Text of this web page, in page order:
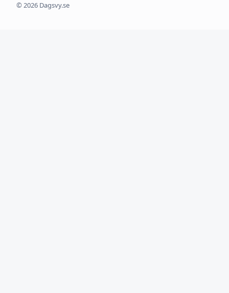
© 2026 Dagsvy.se